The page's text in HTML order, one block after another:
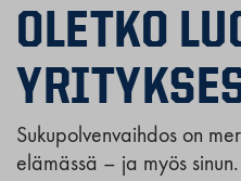
OLETKO
Sukupolvenvaihdos on
elämässä – ja myös